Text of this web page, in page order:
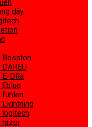
dây
Bosston
E-DRa
fuhlen
Lightning
logitech
razer